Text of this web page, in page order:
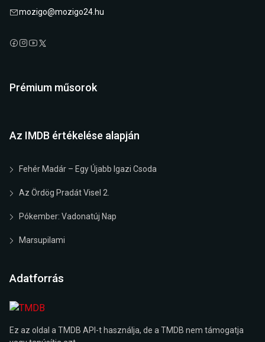
mozigo@mozigo24.hu
Prémium műsorok
Az IMDB értékelése alapján
Fehér Madár – Egy Újabb Igazi Csoda
Az Ördög Pradát Visel 2.
Pókember: Vadonatúj Nap
Marsupilami
Adatforrás
Ez az oldal a TMDB API-t használja, de a TMDB nem támogatja